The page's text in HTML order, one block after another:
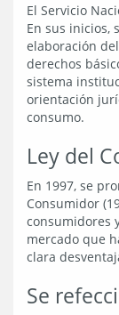
El Servicio
En sus inicios,
elaboración
derechos
sistema
orientación
consumo.
Ley del
En 1997, se
Consumidor
consumidores
mercado que
clara
Se